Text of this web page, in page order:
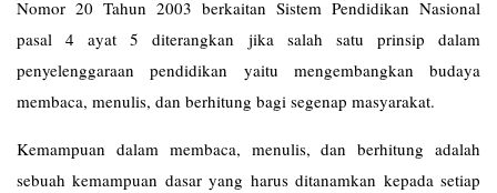
Nomor 20 Tahun 2003 berkaitan Sistem Pendidikan Nasional
pasal 4 ayat 5 diterangkan jika salah satu prinsip dalam
penyelenggaraan pendidikan yaitu mengembangkan budaya
membaca, menulis, dan berhitung bagi segenap masyarakat.
Kemampuan dalam membaca, menulis, dan berhitung adalah
sebuah kemampuan dasar yang harus ditanamkan kepada setiap